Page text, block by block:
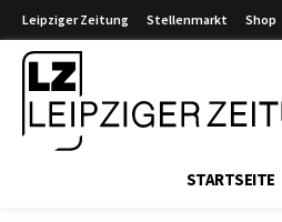
Leipziger Zeitung Stellenmarkt Shop
STARTSEITE